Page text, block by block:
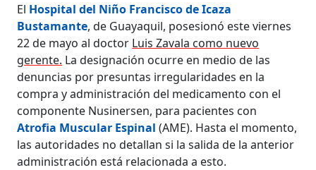
El Hospital del Niño Francisco de Icaza
Bustamante, de Guayaquil, posesionó este viernes
22 de mayo al doctor Luis Zavala como nuevo
gerente. La designación ocurre en medio de las
denuncias por presuntas irregularidades en la
compra y administración del medicamento con el
componente Nusinersen, para pacientes con
Atrofia Muscular Espinal (AME). Hasta el momento,
las autoridades no detallan si la salida de la anterior
administración está relacionada a esto.